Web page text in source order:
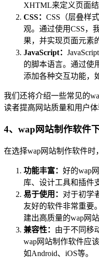
XHTML来定义页面结
CSS： CSS（层叠样
观。通过使用CSS，
果，并实现页面元素
JavaScript：
的脚本语言。通过使
添加各种交互功能，
我们还将介绍一些常见的
读者提高网站质量和用户体
4、wap网站制作软件
在选择wap网站制作软件时
功能丰富： 好的wap
库、设计工具和插件
易于使用： 对于初学
友好的软件非常重要
建出高质量的wap网站
兼容性： 由于不同移
wap网站制作软件应
如Android、iOS等。